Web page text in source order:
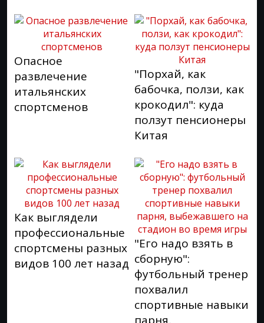
Опасное
развлечение
итальянских
спортсменов
"Порхай, как
бабочка, ползи, как
крокодил": куда
ползут пенсионеры
Китая
Как выглядели
профессиональные
спортсмены разных
видов 100 лет назад
"Его надо взять в
сборную":
футбольный тренер
похвалил
спортивные навыки